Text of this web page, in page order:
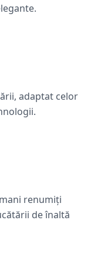
adaptat celor
renumiți
de înaltă